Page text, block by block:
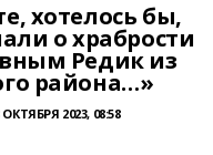
хотелось бы,
о храбрости
Редик из
района…»
ОКТЯБРЯ 2023, 08:58